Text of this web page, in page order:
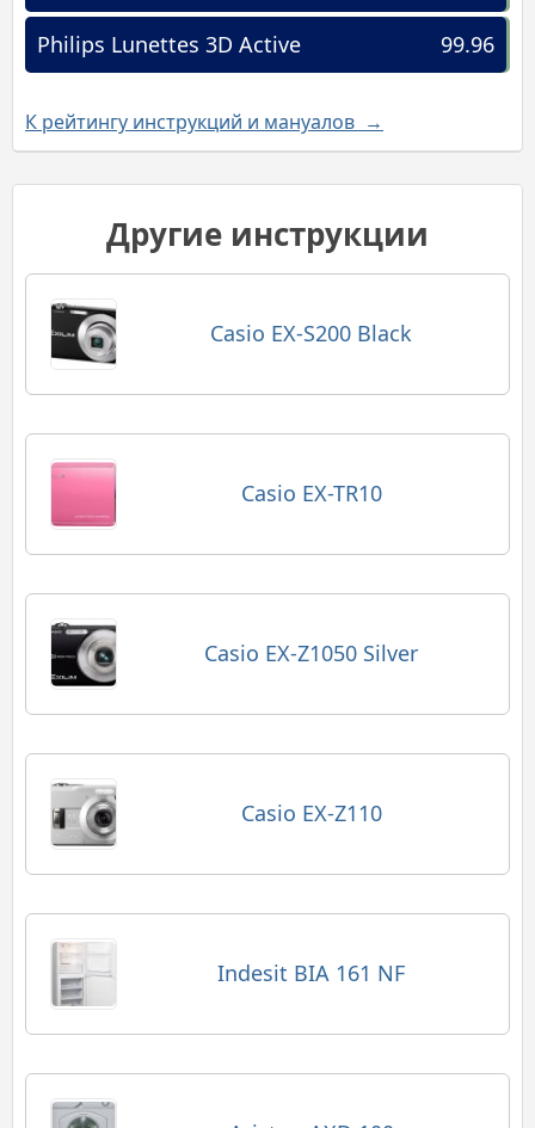
99.96
Philips Lunettes 3D Active
К рейтингу инструкций и мануалов →
Другие инструкции
Casio EX-S200 Black
Casio EX-TR10
Casio EX-Z1050 Silver
Casio EX-Z110
Indesit BIA 161 NF